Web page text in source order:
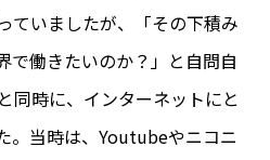
ていましたが、「その下積み
で働きたいのか？」と自問自
同時に、インターネットにと
。当時は、Youtubeやニコニ